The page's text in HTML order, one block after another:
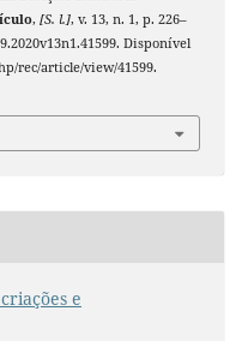
, [S. l.], v. 13, n. 1, p. 226–
Disponível
rec/article/view/41599.
e